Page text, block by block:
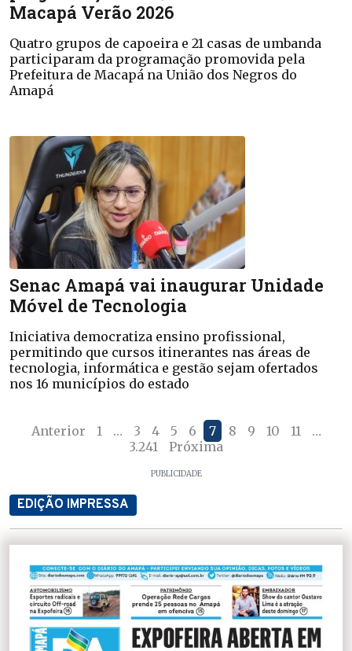
Macapá Verão 2026
Quatro grupos de capoeira e 21 casas de umbanda
participaram da programação promovida pela
Prefeitura de Macapá na União dos Negros do
Amapá
Senac Amapá vai inaugurar Unidade
Móvel de Tecnologia
Iniciativa democratiza ensino profissional,
permitindo que cursos itinerantes nas áreas de
tecnologia, informática e gestão sejam ofertados
nos 16 municípios do estado
Anterior 1 … 3 4 5 6 7 8 9 10 11
…
3.241
Próxima
PUBLICIDADE
EDIÇÃO IMPRESSA